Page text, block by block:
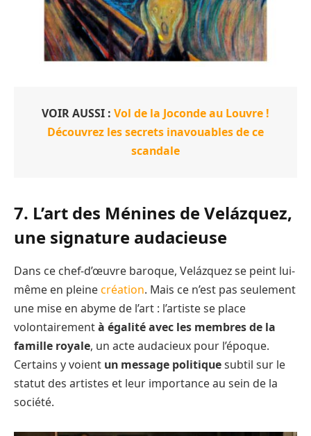
VOIR AUSSI : Vol de la Joconde au Louvre !
Découvrez les secrets inavouables de ce
scandale
7. L’art des Ménines de Velázquez,
une signature audacieuse
Dans ce chef-d’œuvre baroque, Velázquez se peint lui-
même en pleinecréation. Mais ce n’est pas seulement
une mise en abyme de l’art : l’artiste se place
volontairementà égalité avec les membres de la
famille royale, un acte audacieux pour l’époque.
Certains y voient un message politiquesubtil sur le
statut des artistes et leur importance au sein de la
société.